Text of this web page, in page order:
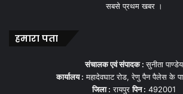
सबसे प्रथम खबर ।
हमारा पता
संचालक एवं संपादक :सुनीता पाण्डेय
कार्यालय : महादेवघाट रोड, रेणु पैन पैलेस के
जिला : रायपुरपिन : 492001